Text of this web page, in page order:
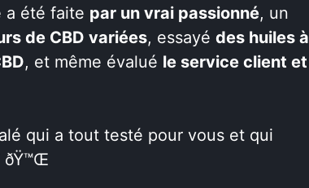
a été faite par un vrai passionné, un
de CBD variées, essayé des huiles à
, et même évalué le service client et
qui a tout testé pour vous et qui
ðŸ™Œ